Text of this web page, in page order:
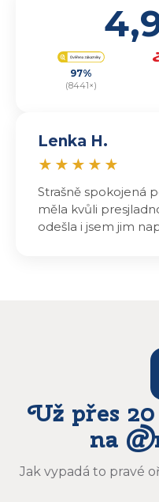
97%
(8441×)
Lenka H.
★ ★ ★ ★ ★
Strašně spokojená
měla kvůli
odešla i jsem jim
Už přes
na
Jak vypadá to pravé